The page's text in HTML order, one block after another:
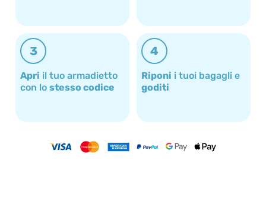
3
Apri il tuo armadietto
con lo stesso codice
4
Riponi i tuoi bagagli e
goditi